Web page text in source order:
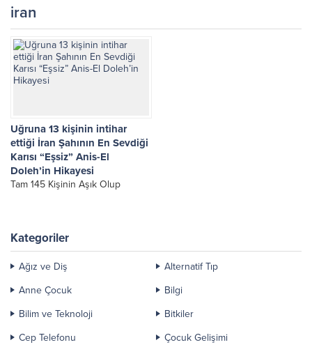
iran
Uğruna 13 kişinin intihar
ettiği İran Şahının En Sevdiği
Karısı “Eşsiz” Anis-El
Doleh’in Hikayesi
Tam 145 Kişinin Aşık Olup
Doleh’in...
Kategoriler
Ağız ve Diş
Alternatif Tıp
Anne Çocuk
Bilgi
Bilim ve Teknoloji
Bitkiler
Cep Telefonu
Çocuk Gelişimi